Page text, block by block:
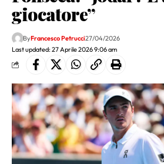
giocatore”
Last updated: 27 Aprile 2026 9:06 am
ByFrancesco Petrucci27/04/2026